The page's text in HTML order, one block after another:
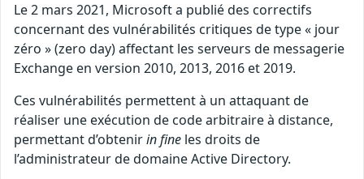
Le 2 mars 2021, Microsoft a publié des correctifs
concernant des vulnérabilités critiques de type « jour
zéro » (zero day) affectant les serveurs de messagerie
Exchange en version 2010, 2013, 2016 et 2019.
Ces vulnérabilités permettent à un attaquant de
réaliser une exécution de code arbitraire à distance,
permettant d’obtenirin fine les droits de
l’administrateur de domaine Active Directory.